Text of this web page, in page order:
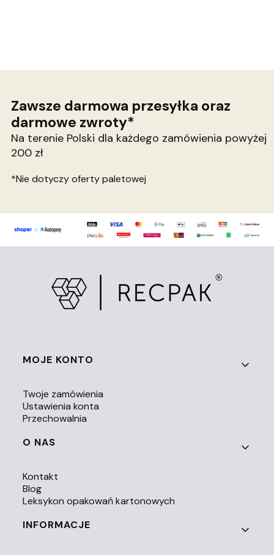
Zawsze darmowa przesyłka oraz
darmowe zwroty*
Na terenie Polski dla każdego zamówienia powyżej
200 zł
*Nie dotyczy oferty paletowej
Linki w stopce
MOJE KONTO
Twoje zamówienia
Ustawienia konta
Przechowalnia
O NAS
Kontakt
Blog
Leksykon opakowań kartonowych
INFORMACJE